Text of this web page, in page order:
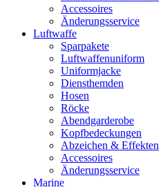
Accessoires
Änderungsservice
Luftwaffe
Sparpakete
Luftwaffenuniform
Uniformjacke
Diensthemden
Hosen
Röcke
Abendgarderobe
Kopfbedeckungen
Abzeichen & Effekten
Accessoires
Änderungsservice
Marine